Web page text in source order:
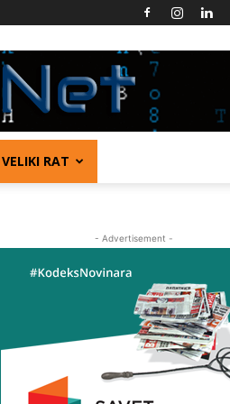
VELIKI RAT
- Advertisement -